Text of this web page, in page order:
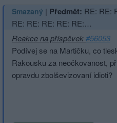
Smazaný | Předmět: RE: RE:
RE: RE: RE: RE: RE:…
Reakce na příspěvek#56053
Podívej se na Martičku, co
Rakousku za neočkovanost,
opravdu zbolševizovaní idioti?